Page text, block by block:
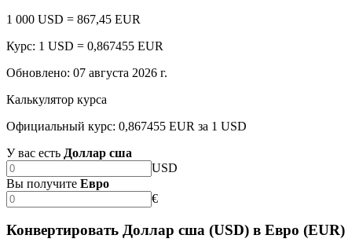
1 000 USD = 867,45 EUR
Курс: 1 USD = 0,867455 EUR
Обновлено: 07 августа 2026 г.
Калькулятор курса
Официальный курс: 0,867455 EUR за 1 USD
У вас есть Доллар сша
USD
Вы получите Евро
€
Конвертировать Доллар сша (USD) в Евро (EUR)